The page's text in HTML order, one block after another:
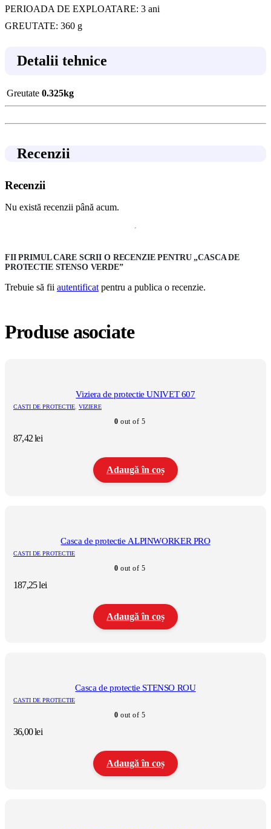
PERIOADA DE EXPLOATARE: 3 ani
GREUTATE: 360 g
Detalii tehnice
Greutate 0.325kg
Recenzii
Recenzii
Nu există recenzii până acum.
FII PRIMUL CARE SCRII O RECENZIE PENTRU „CASCA DE
PROTECTIE STENSO VERDE”
Trebuie să fii autentificat pentru a publica o recenzie.
Produse asociate
Viziera de protectie UNIVET 607
CASTI DE PROTECTIE, VIZIERE
0 out of 5
87,42lei
Adaugă în coș
Casca de protectie ALPINWORKER PRO
CASTI DE PROTECTIE
0 out of 5
187,25lei
Adaugă în coș
Casca de protectie STENSO ROU
CASTI DE PROTECTIE
0 out of 5
36,00lei
Adaugă în coș